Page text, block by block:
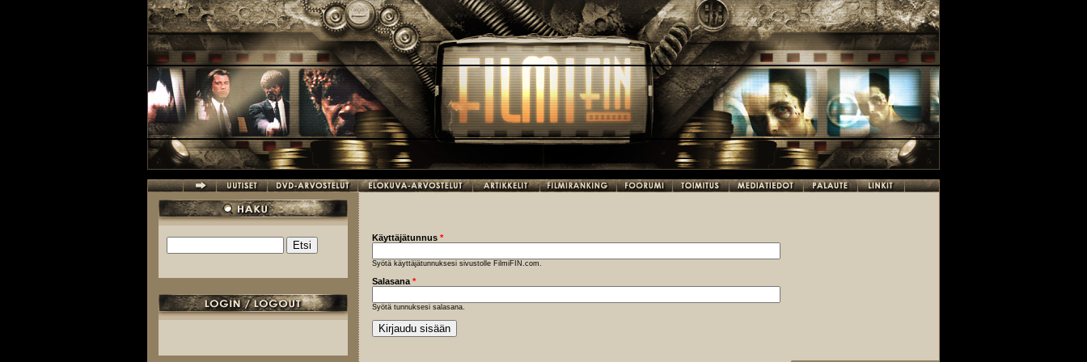
Hakulomake
Käyttäjätunnus *
Syötä käyttäjätunnuksesi sivustolle FilmiFIN.com.
Salasana *
Syötä tunnuksesi salasana.